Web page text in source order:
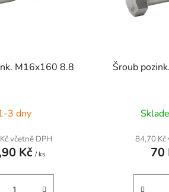
M16x160 8.8
3 dny
včetně DPH
Kč / ks
Šroub
84,70 Kč
70